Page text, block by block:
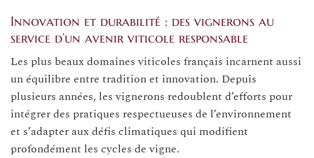
Innovation et durabilité : des vignerons au
service d’un avenir viticole responsable
Les plus beaux domaines viticoles français incarnent aussi
un équilibre entre tradition et innovation. Depuis
plusieurs années, les vignerons redoublent d’efforts pour
intégrer des pratiques respectueuses de l’environnement
et s’adapter aux défis climatiques qui modifient
profondément les cycles de vigne.